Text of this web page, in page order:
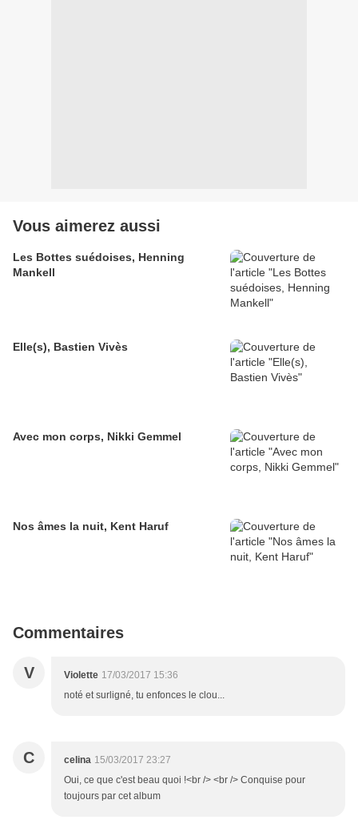
Vous aimerez aussi
Les Bottes suédoises, Henning
Mankell
Elle(s), Bastien Vivès
Avec mon corps, Nikki Gemmel
Nos âmes la nuit, Kent Haruf
Commentaires
V Violette 17/03/2017 15:36
noté et surligné, tu enfonces le clou...
C celina 15/03/2017 23:27
Oui, ce que c'est beau quoi !<br /> <br /> Conquise pour
toujours par cet album